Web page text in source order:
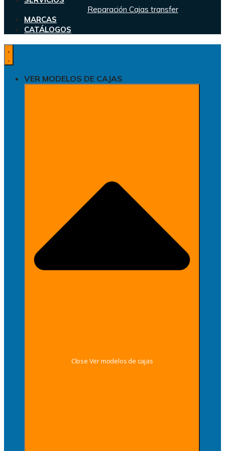
Reparación Cajas transfer
MARCAS
CATÁLOGOS
VER MODELOS DE CAJAS
Close Ver modelos de cajas